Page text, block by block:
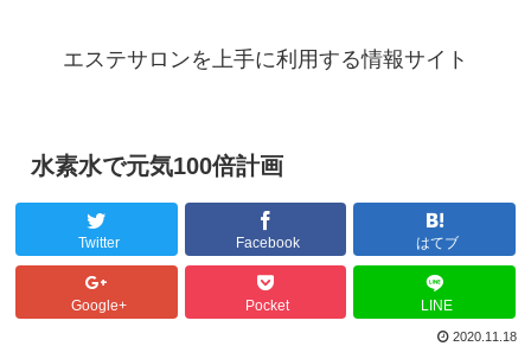
エステサロンを上手に利用する情報サイト
水素水で元気100倍計画
Twitter Facebook はてブ
Google+ Pocket LINE
2020.11.18